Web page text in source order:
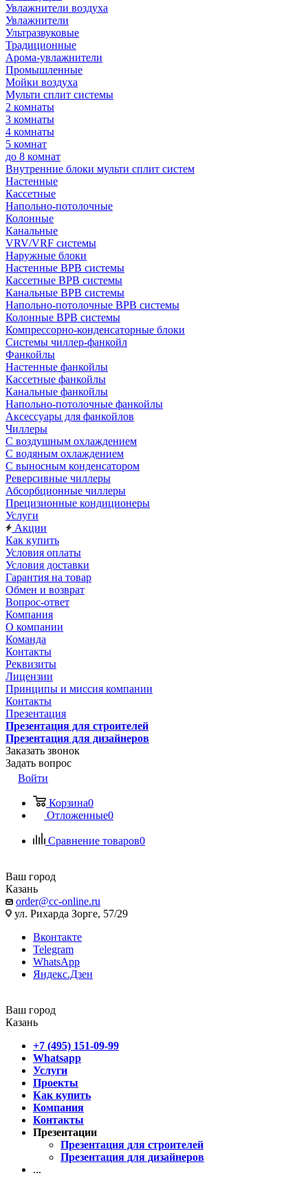
Увлажнители воздуха
Увлажнители
Ультразвуковые
Традиционные
Арома-увлажнители
Промышленные
Мойки воздуха
Мульти сплит системы
2 комнаты
3 комнаты
4 комнаты
5 комнат
до 8 комнат
Внутренние блоки мульти сплит систем
Настенные
Кассетные
Напольно-потолочные
Колонные
Канальные
VRV/VRF системы
Наружные блоки
Настенные ВРВ системы
Кассетные ВРВ системы
Канальные ВРВ системы
Напольно-потолочные ВРВ системы
Колонные ВРВ системы
Компрессорно-конденсаторные блоки
Системы чиллер-фанкойл
Фанкойлы
Настенные фанкойлы
Кассетные фанкойлы
Канальные фанкойлы
Напольно-потолочные фанкойлы
Аксессуары для фанкойлов
Чиллеры
С воздушным охлаждением
С водяным охлаждением
С выносным конденсатором
Реверсивные чиллеры
Абсорбционные чиллеры
Прецизионные кондиционеры
Услуги
Акции
Как купить
Условия оплаты
Условия доставки
Гарантия на товар
Обмен и возврат
Вопрос-ответ
Компания
О компании
Команда
Контакты
Реквизиты
Лицензии
Принципы и миссия компании
Контакты
Презентация
Презентация для строителей
Презентация для дизайнеров
Заказать звонок
Задать вопрос
Войти
Корзина0
Отложенные0
Сравнение товаров0
Ваш город
Казань
order@cc-online.ru
ул. Рихарда Зорге, 57/29
Вконтакте
Telegram
WhatsApp
Яндекс.Дзен
Ваш город
Казань
+7 (495) 151-09-99
Whatsapp
Услуги
Проекты
Как купить
Компания
Контакты
Презентации
Презентация для строителей
Презентация для дизайнеров
...